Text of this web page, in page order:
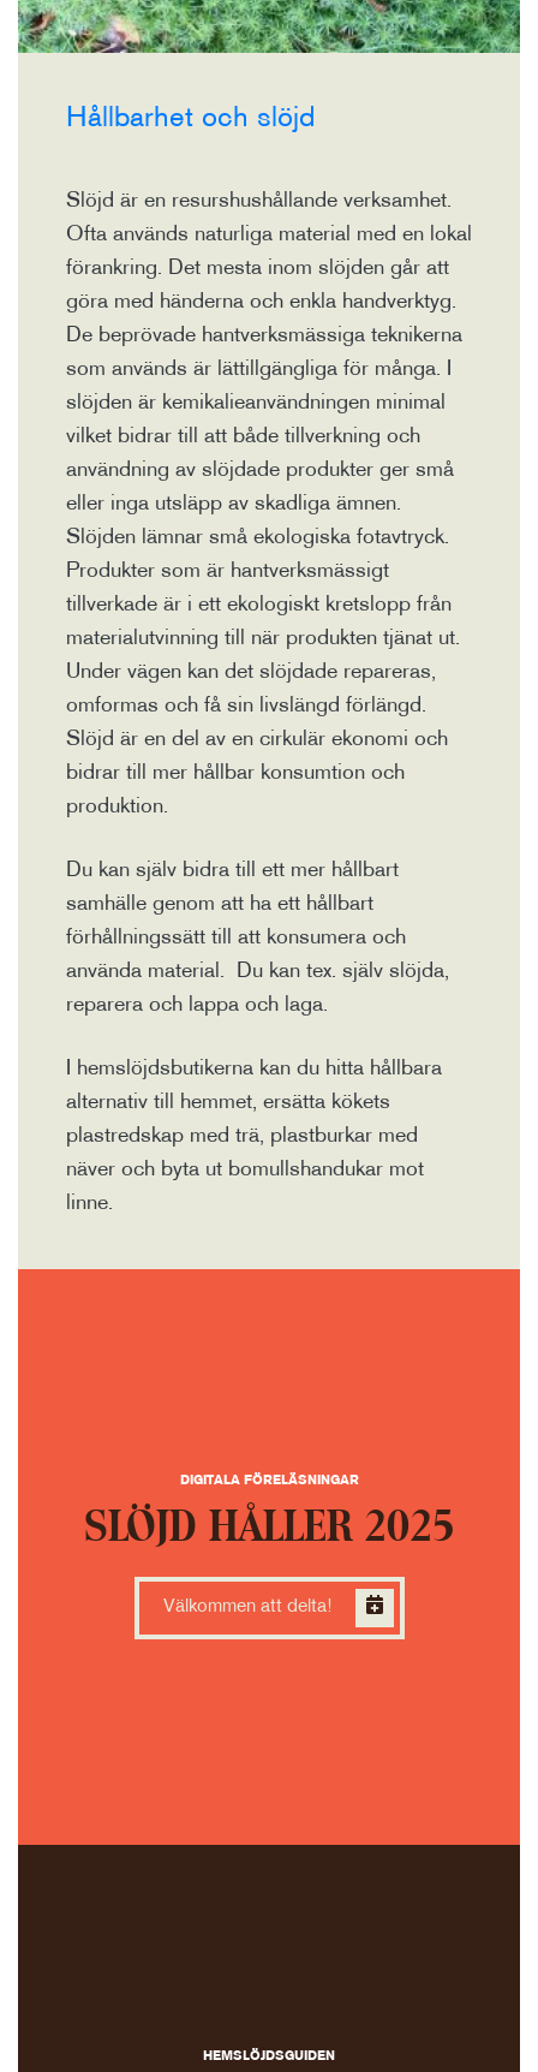
Hållbarhet och slöjd
Slöjd är en resurshushållande verksamhet.
Ofta används naturliga material med en lokal
förankring. Det mesta inom slöjden går att
göra med händerna och enkla handverktyg.
De beprövade hantverksmässiga teknikerna
som används är lättillgängliga för många. I
slöjden är kemikalieanvändningen minimal
vilket bidrar till att både tillverkning och
användning av slöjdade produkter ger små
eller inga utsläpp av skadliga ämnen.
Slöjden lämnar små ekologiska fotavtryck.
Produkter som är hantverksmässigt
tillverkade är i ett ekologiskt kretslopp från
materialutvinning till när produkten tjänat ut.
Under vägen kan det slöjdade repareras,
omformas och få sin livslängd förlängd.
Slöjd är en del av en cirkulär ekonomi och
bidrar till mer hållbar konsumtion och
produktion.
Du kan själv bidra till ett mer hållbart
samhälle genom att ha ett hållbart
förhållningssätt till att konsumera och
använda material. Du kan tex. själv slöjda,
reparera och lappa och laga.
I hemslöjdsbutikerna kan du hitta hållbara
alternativ till hemmet, ersätta kökets
plastredskap med trä, plastburkar med
näver och byta ut bomullshandukar mot
linne.
DIGITALA FÖRELÄSNINGAR
SLÖJD HÅLLER 2025
Välkommen att delta!
HEMSLÖJDSGUIDEN